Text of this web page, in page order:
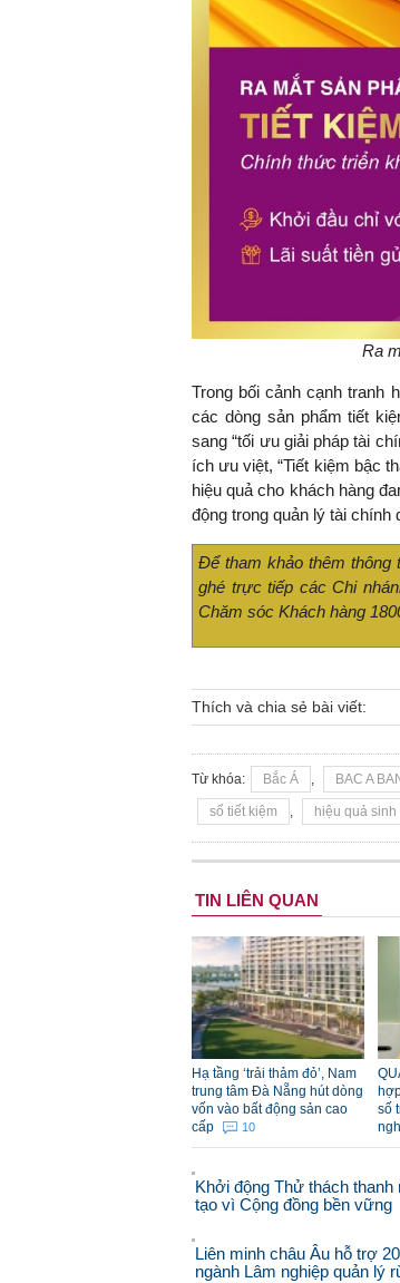
Ra
Trong bối cảnh cạnh tranh
các dòng sản phẩm tiết
sang “tối ưu giải pháp tài
ích ưu việt, “Tiết kiệm bậc
hiệu quả cho khách hàng
động trong quản lý tài chính
Để tham khảo thêm thông
ghé trực tiếp các Chi
Chăm sóc Khách hàng
Thích và chia sẻ bài viết:
Từ khóa: Bắc Á BAC A
sổ tiết kiệm hiệu quả sinh
TIN LIÊN QUAN
Hạ tầng ‘trải thảm đỏ’, Nam
trung tâm Đà Nẵng hút dòng
vốn vào bất động sản cao
cấp
10
số
Khởi động Thử thách thanh
tạo vì Cộng đồng bền vững
Liên minh châu Âu hỗ trợ
ngành Lâm nghiệp quản lý